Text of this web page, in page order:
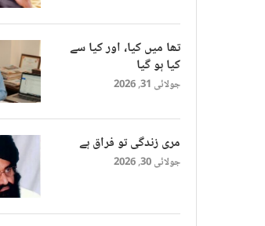
تھا میں کیا، اور کیا سے
کیا ہو گیا
جولائی 31, 2026
مری زندگی تو فراق ہے
جولائی 30, 2026